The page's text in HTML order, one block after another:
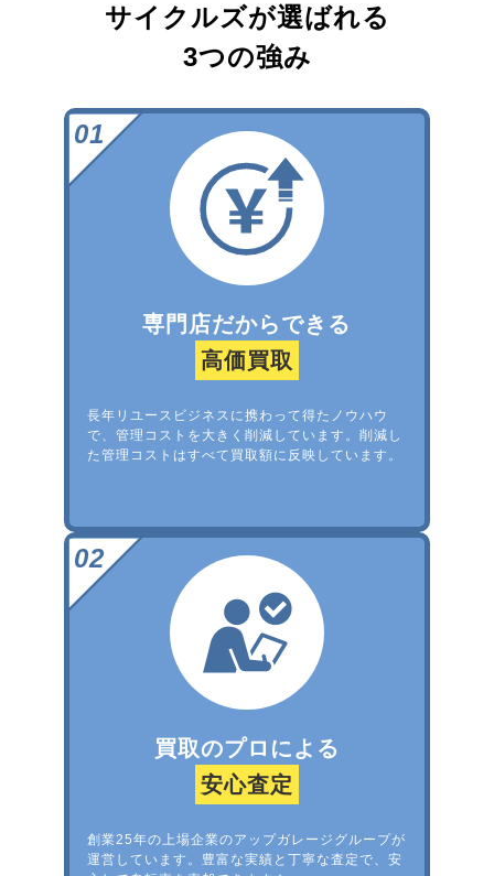
サイクルズが選ばれる
3つの強み
専門店だからできる
高価買取
長年リユースビジネスに携わって得たノウハウ
で、管理コストを大きく削減しています。削減し
た管理コストはすべて買取額に反映しています。
買取のプロによる
安心査定
創業25年の上場企業のアップガレージグループが
運営しています。豊富な実績と丁寧な査定で、安